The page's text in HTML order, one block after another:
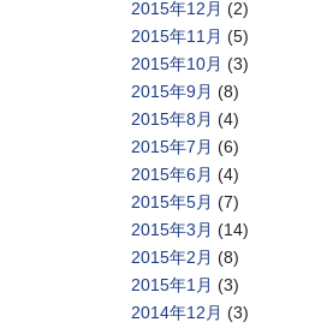
2015年12月 (2)
2015年11月 (5)
2015年10月 (3)
2015年9月 (8)
2015年8月 (4)
2015年7月 (6)
2015年6月 (4)
2015年5月 (7)
2015年3月 (14)
2015年2月 (8)
2015年1月 (3)
2014年12月 (3)